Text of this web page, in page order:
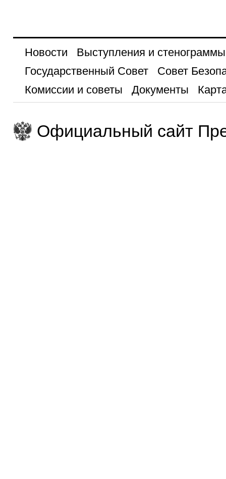
Новости
Выступления и стенограммы
Государственный Совет
Совет
Комиссии и советы
Документы
Официальный сайт